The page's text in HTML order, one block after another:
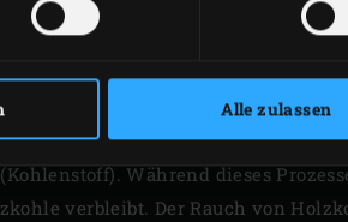
Alle zulassen
Wahl ist,
Hitze in einer sauerstoffarmen
Durch Pyrolyse zerfällt Holz bei
Während dieses
verbleibt. Der Rauch von